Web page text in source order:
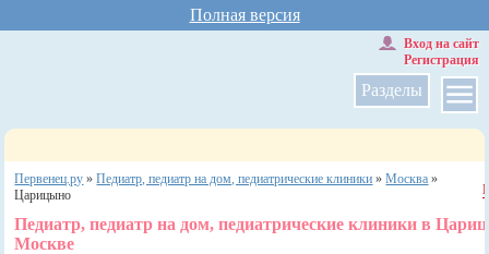
Полная версия
Разделы
Вход на сайт
Регистрация
Первенец.ру »Педиатр, педиатр на дом, педиатрические клиники »Москва »
Царицыно
Педиатр, педиатр на дом, педиатрические клиники в
Москве